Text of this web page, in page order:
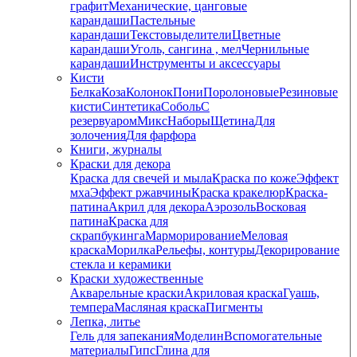
графитМеханические, цанговые
карандашиПастельные
карандашиТекстовыделителиЦветные
карандашиУголь, сангина , мелЧернильные
карандашиИнструменты и аксессуары
Кисти
БелкаКозаКолонокПониПоролоновыеРезиновые
кистиСинтетикаСобольС
резервуаромМиксНаборыЩетинаДля
золоченияДля фарфора
Книги, журналы
Краски для декора
Краска для свечей и мылаКраска по кожеЭффект
мхаЭффект ржавчиныКраска кракелюрКраска-
патинаАкрил для декораАэрозольВосковая
патинаКраска для
скрапбукингаМарморированиеМеловая
краскаМорилкаРельефы, контурыДекорирование
стекла и керамики
Краски художественные
Акварельные краскиАкриловая краскаГуашь,
темпераМасляная краскаПигменты
Лепка, литье
Гель для запеканияМоделинВспомогательные
материалыГипсГлина для